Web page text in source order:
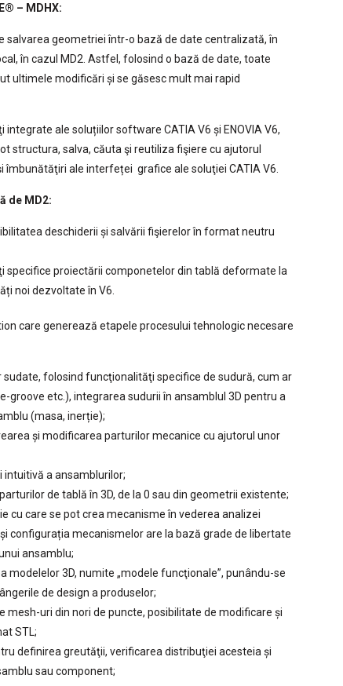
® – MDHX:
geometriei într-o bază de date centralizată, în
în cazul MD2. Astfel, folosind o bază de date, toate
ultimele modificări și se găsesc mult mai rapid
ale soluțiilor software CATIA V6 și ENOVIA V6,
structura, salva, căuta şi reutiliza fişiere cu ajutorul
îmbunătăţiri ale interfeței grafice ale soluţiei CATIA V6.
de MD2:
deschiderii și salvării fişierelor în format neutru
specifice proiectării componetelor din tablă deformate la
noi dezvoltate în V6.
care generează etapele procesului tehnologic necesare
sudate, folosind funcţionalităţi specifice de sudură, cum ar
groove etc.), integrarea sudurii în ansamblul 3D pentru a
(masa, inerție);
și modificarea parturilor mecanice cu ajutorul unor
intuitivă a ansamblurilor;
de tablă în 3D, de la 0 sau din geometrii existente;
cu care se pot crea mecanisme în vederea analizei
configurația mecanismelor are la bază grade de libertate
ansamblu;
modelelor 3D, numite „modele funcţionale”, punându-se
de design a produselor;
mesh-uri din nori de puncte, posibilitate de modificare și
STL;
definirea greutăţii, verificarea distribuţiei acesteia și
sau component;